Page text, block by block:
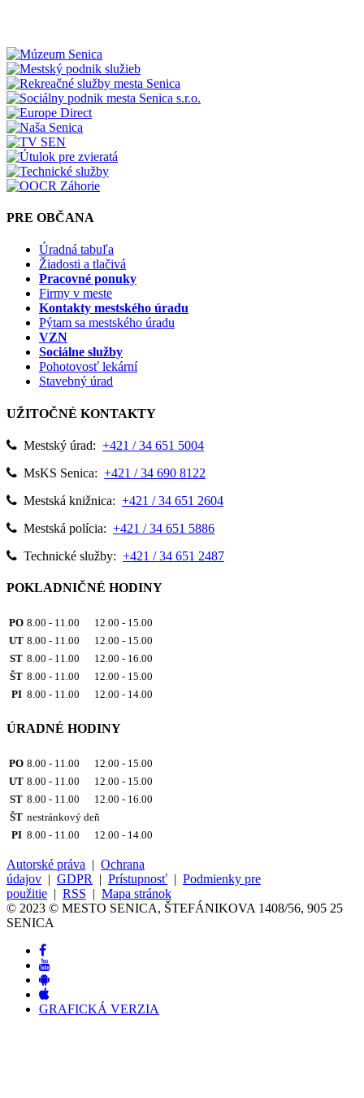
PRE OBČANA
Úradná tabuľa
Žiadosti a tlačivá
Pracovné ponuky
Firmy v meste
Kontakty mestského úradu
Pýtam sa mestského úradu
VZN
Sociálne služby
Pohotovosť lekární
Stavebný úrad
UŽITOČNÉ KONTAKTY
Mestský úrad: +421 / 34 651 5004
MsKS Senica: +421 / 34 690 8122
Mestská knižnica: +421 / 34 651 2604
Mestská polícia: +421 / 34 651 5886
Technické služby: +421 / 34 651 2487
POKLADNIČNÉ HODINY
PO 8.00 - 11.00 12.00 - 15.00
UT 8.00 - 11.00 12.00 - 15.00
ST 8.00 - 11.00 12.00 - 16.00
ŠT 8.00 - 11.00 12.00 - 15.00
PI 8.00 - 11.00 12.00 - 14.00
ÚRADNÉ HODINY
PO 8.00 - 11.00 12.00 - 15.00
UT 8.00 - 11.00 12.00 - 15.00
ST 8.00 - 11.00 12.00 - 16.00
ŠT nestránkový deň
PI 8.00 - 11.00 12.00 - 14.00
Autorské práva | Ochrana
údajov | GDPR | Prístupnosť | Podmienky pre
použitie | RSS | Mapa stránok
© 2023 © MESTO SENICA, ŠTEFÁNIKOVA 1408/56, 905 25
SENICA
GRAFICKÁ VERZIA